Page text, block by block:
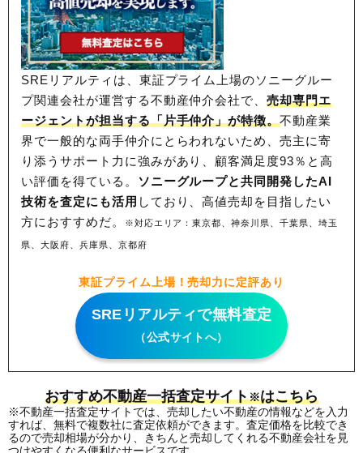
SREリアルティは、東証プライム上場のソニーグルー
プ関連会社が運営する不動産仲介会社で、売却専門エ
ージェントが担当する「片手仲介」が特徴。不動産業
界で一般的な両手仲介にとらわれないため、売主に寄
り添うサポート力に強みがあり、顧客満足度93％と高
い評価を得ている。 ソニーグループと共同開発したAI
技術を査定にも活用 しており、高値売却を目指したい
方におすすめだ。
※対応エリア：東京都、神奈川県、千葉県、埼玉
県、大阪府、兵庫県、京都府
東証プライム上場！売却力に定評あり
SREリアルティで無料査定
（公式サイトへ）
おすすめ不動産一括査定サイト※はこちら
※不動産一括査定サイトでは、売却したい不動産の情報などを入力
すれば、無料で複数社に査定依頼ができます。査定価格を比較でき
るので売却相場が分かり、きちんと売却してくれる不動産会社を見